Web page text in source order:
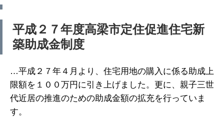
平成２７年度高梁市定住促進住宅新
築助成金制度
…平成２７年４月より、住宅用地の購入に係る助成上
限額を１００万円に引き上げました。更に、親子三世
代近居の推進のための助成金額の拡充を行っていま
す。